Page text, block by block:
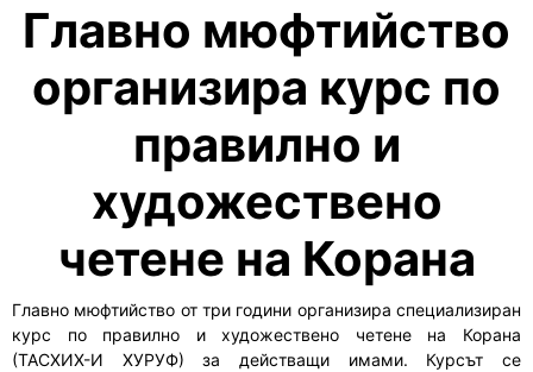
Главно мюфтийство
организира курс по
правилно и
художествено
четене на Корана
Главно мюфтийство от три години организира специализиран
курс по правилно и художествено четене на Корана
(ТАСХИХ-И ХУРУФ) за действащи имами. Курсът се